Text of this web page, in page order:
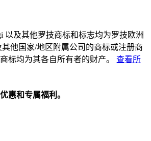
以及其他罗技商标和标志均为罗技欧洲
他国家/地区附属公司的商标或注册商
标均为其各自所有者的财产。 查看所
惠和专属福利。